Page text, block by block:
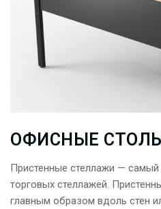
ОФИСНЫЕ СТОЛЫ
Пристенные стеллажи —
торговых стеллажей.
главным образом вдоль стен